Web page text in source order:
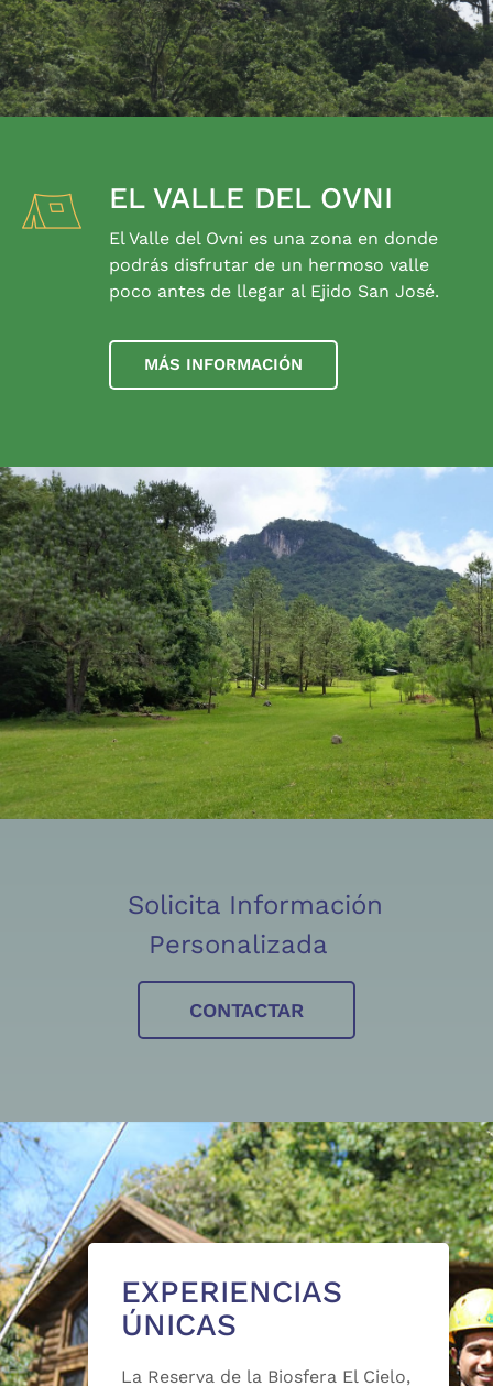
EL VALLE DEL OVNI
El Valle del Ovni es una zona en donde
podrás disfrutar de un hermoso valle
poco antes de llegar al Ejido San José.
MÁS INFORMACIÓN
Solicita Información
Personalizada
CONTACTAR
EXPERIENCIAS
ÚNICAS
La Reserva de la Biosfera El Cielo,